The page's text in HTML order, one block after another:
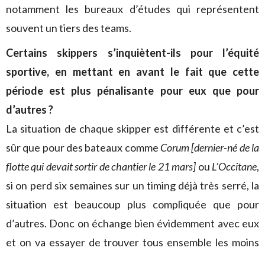
notamment les bureaux d’études qui représentent
souvent un tiers des teams.
Certains skippers s’inquiètent-ils pour l’équité
sportive, en mettant en avant le fait que cette
période est plus pénalisante pour eux que pour
d’autres ?
La situation de chaque skipper est différente et c’est
sûr que pour des bateaux comme Corum[dernier-né de la
flotte qui devait sortir de chantier le 21 mars] ou L’Occitane,
si on perd six semaines sur un timing déjà très serré, la
situation est beaucoup plus compliquée que pour
d’autres. Donc on échange bien évidemment avec eux
et on va essayer de trouver tous ensemble les moins